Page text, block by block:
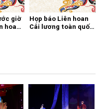
giờ
hoan
Họp báo Liên hoan
Cải lương toàn quốc